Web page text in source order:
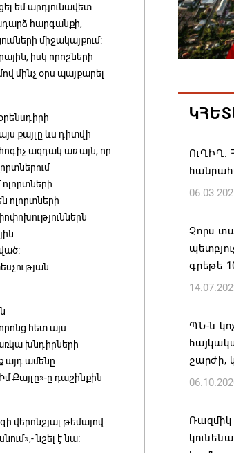
եմ արդյունավետ
հարգանքի,
միջակայքում:
իսկ որոշների
մինչ օրս պայքարել
քայլը ևս դիտվի
ազդակ առ այն, որ
ոլորտների
հետ այս
խնդիրների
այդ ամենը
Քայլը»-ը դաշինքին
վերոնշյալ թեմայով
նշել է նա։
Հայոց
է թե՛
ՈւՂԻՂ.
Չորս
գրեթե
ՊՆ-ն
շարժի,